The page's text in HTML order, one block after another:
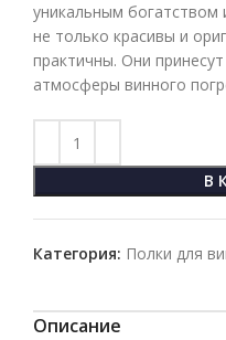
уникальным
не только красивы и
практичны. Они
атмосферы винного
В
Категория: Полки для
Описание